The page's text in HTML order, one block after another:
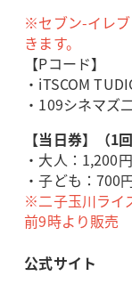
※セブン-イレ
きます。
【Pコード】
・iTSCOM
・109シネマズ
【当日券】（1
・大人：1,200円
・子ども：700
※二子玉川ライ
前9時より販売
公式サイト